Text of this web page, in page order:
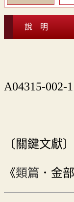
說 明
A04315-002-1
〔關鍵文獻〕
《類篇 ．金